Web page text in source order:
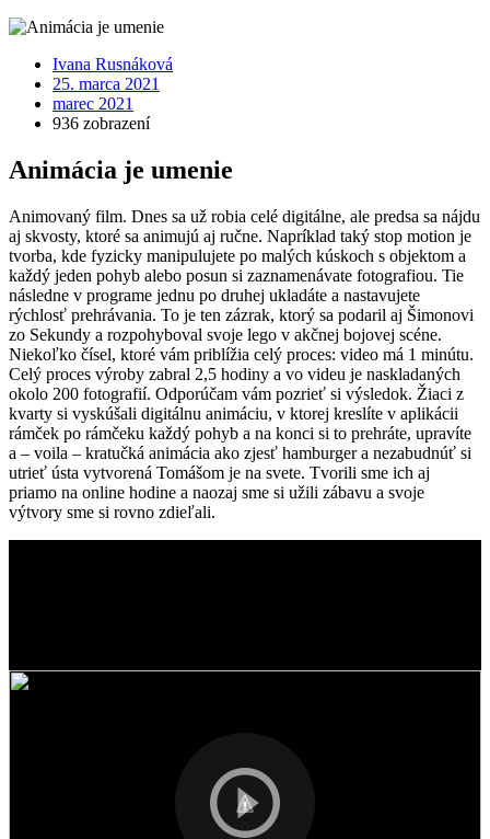
Ivana Rusnáková
25. marca 2021
marec 2021
936 zobrazení
Animácia je umenie
Animovaný film. Dnes sa už robia celé digitálne, ale predsa sa nájdu
aj skvosty, ktoré sa animujú aj ručne. Napríklad taký stop motion je
tvorba, kde fyzicky manipulujete po malých kúskoch s objektom a
každý jeden pohyb alebo posun si zaznamenávate fotografiou. Tie
následne v programe jednu po druhej ukladáte a nastavujete
rýchlosť prehrávania. To je ten zázrak, ktorý sa podaril aj Šimonovi
zo Sekundy a rozpohyboval svoje lego v akčnej bojovej scéne.
Niekoľko čísel, ktoré vám priblížia celý proces: video má 1 minútu.
Celý proces výroby zabral 2,5 hodiny a vo videu je naskladaných
okolo 200 fotografií. Odporúčam vám pozrieť si výsledok. Žiaci z
kvarty si vyskúšali digitálnu animáciu, v ktorej kreslíte v aplikácii
rámček po rámčeku každý pohyb a na konci si to prehráte, upravíte
a – voila – kratučká animácia ako zjesť hamburger a nezabudnúť si
utrieť ústa vytvorená Tomášom je na svete. Tvorili sme ich aj
priamo na online hodine a naozaj sme si užili zábavu a svoje
výtvory sme si rovno zdieľali.